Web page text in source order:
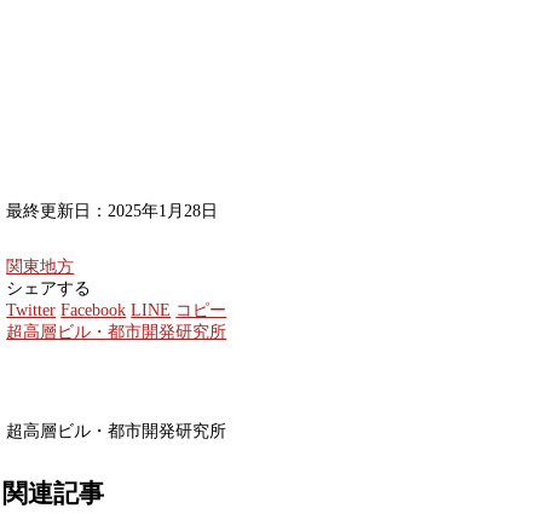
最終更新日：2025年1月28日
関東地方
シェアする
Twitter Facebook LINE コピー
超高層ビル・都市開発研究所
超高層ビル・都市開発研究所
関連記事